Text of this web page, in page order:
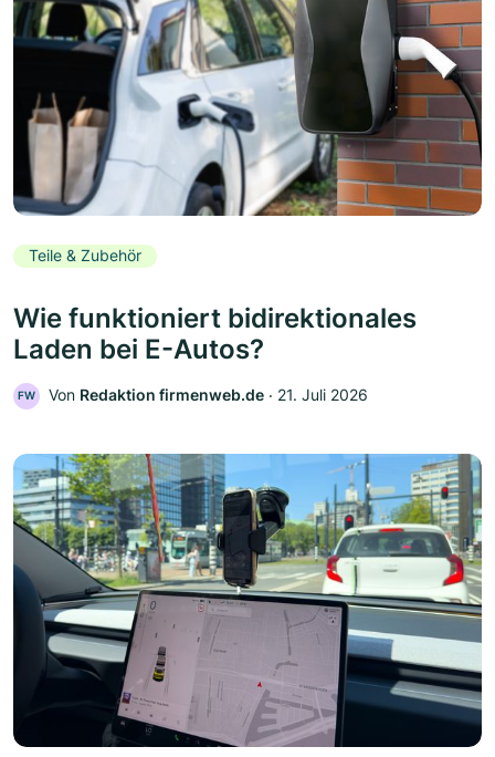
Teile & Zubehör
Wie funktioniert bidirektionales
Laden bei E-Autos?
FW Von Redaktion firmenweb.de ‧ 21. Juli 2026